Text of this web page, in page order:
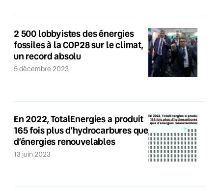
2 500 lobbyistes des énergies
fossiles à la COP28 sur le climat,
un record absolu
5 décembre 2023
En 2022, TotalEnergies a produit
165 fois plus d’hydrocarbures que
d’énergies renouvelables
13 juin 2023